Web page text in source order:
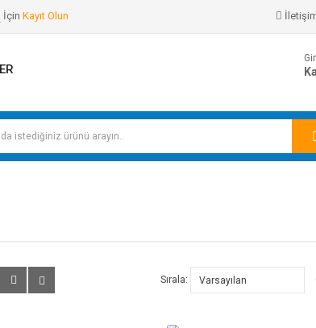
İçin Kayıt Olun
Sırala: